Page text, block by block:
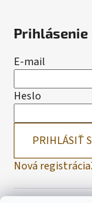
Prihlásenie
E-mail
Heslo
PRIHLÁSIŤ
Nová registrácia